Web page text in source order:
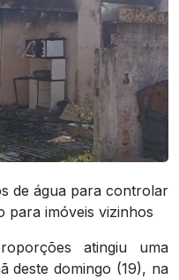
de água para controlar
para imóveis vizinhos
atingiu uma
deste domingo (19), na